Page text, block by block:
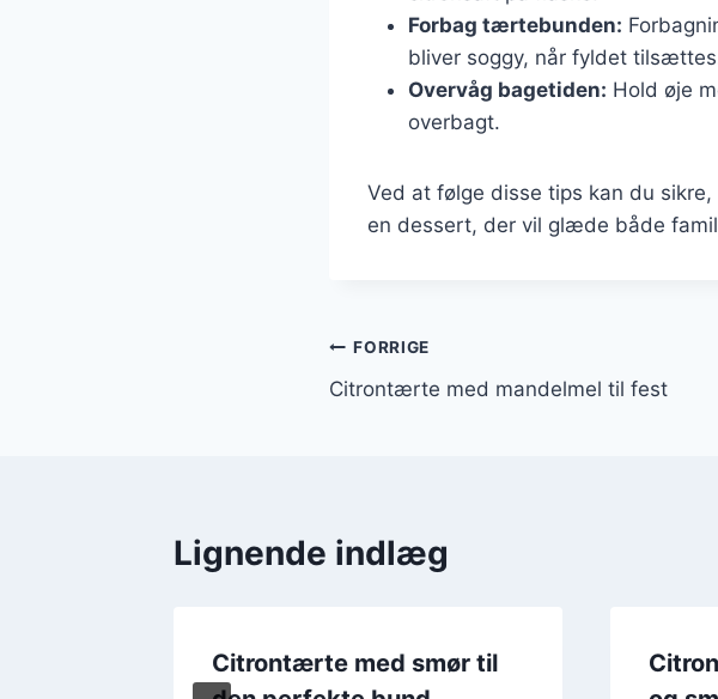
Forbag tærtebunden:
bliver soggy, når fyldet
Overvåg bagetiden: Hold øje
overbagt.
Ved at følge disse tips kan du
en dessert, der vil glæde både
Indlægsnavigation
FORRIGE
Citrontærte med mandelmel til fest
Lignende indlæg
Citrontærte med smør til